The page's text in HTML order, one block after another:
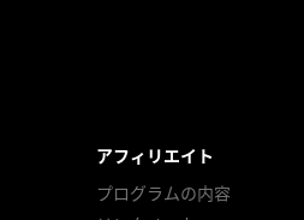
アフィリエイト
プログラムの内容